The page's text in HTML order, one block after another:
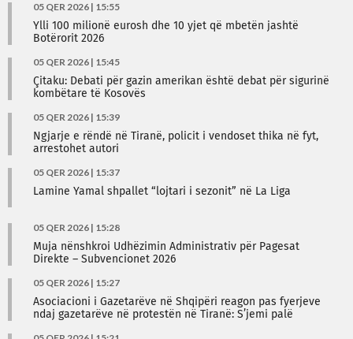
05 QER 2026 | 15:55
Ylli 100 milionë eurosh dhe 10 yjet që mbetën jashtë
Botërorit 2026
05 QER 2026 | 15:45
Çitaku: Debati për gazin amerikan është debat për sigurinë
kombëtare të Kosovës
05 QER 2026 | 15:39
Ngjarje e rëndë në Tiranë, policit i vendoset thika në fyt,
arrestohet autori
05 QER 2026 | 15:37
Lamine Yamal shpallet “lojtari i sezonit” në La Liga
05 QER 2026 | 15:28
Muja nënshkroi Udhëzimin Administrativ për Pagesat
Direkte – Subvencionet 2026
05 QER 2026 | 15:27
Asociacioni i Gazetarëve në Shqipëri reagon pas fyerjeve
ndaj gazetarëve në protestën në Tiranë: S’jemi palë